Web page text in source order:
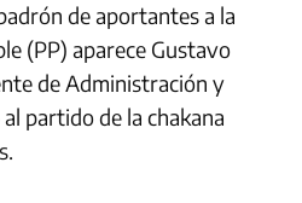
de aportantes a la
(PP) aparece Gustavo
de Administración y
partido de la chakana